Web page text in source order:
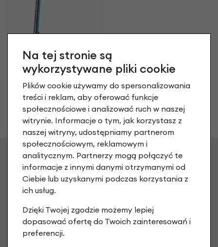
Hulajnoga dla dzieci
Micro Sprite
Neochrome LED
719,00 zł
Zgarnij 20 zł na pierwsze
Zapisz się do newslettera, aby otrzymać Kod na zakup
powyżej 199 PLN oraz informacje o nowościach i promocjach
Na tej stronie są
wykorzystywane pliki cookie
Plików cookie używamy do spersonalizowania
treści i reklam, aby oferować funkcje
społecznościowe i analizować ruch w naszej
witrynie. Informacje o tym, jak korzystasz z
naszej witryny, udostępniamy partnerom
społecznościowym, reklamowym i
analitycznym. Partnerzy mogą połączyć te
informacje z innymi danymi otrzymanymi od
Ciebie lub uzyskanymi podczas korzystania z
ich usług.
Dzięki Twojej zgodzie możemy lepiej
dopasować ofertę do Twoich zainteresowań i
preferencji.